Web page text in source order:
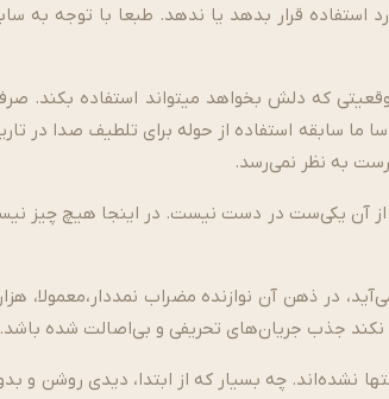
استفاده قرار بدهد یا ندهد. طبعا با توجه به
که دلش بخواهد می­تواند استفاده بکند.
استفاده از حوله برای تلطیف صدا در تاریخ
به نظر نمی‌­رسد.
آن یکی­‌ست در دست نیست. در این­جا هیچ چیز
در ذهن آن نوازنده مضراب نمددار،معمولا،
نکند جذب جریان­‌های تحریفی و بی‌­اصالت شده باشد.